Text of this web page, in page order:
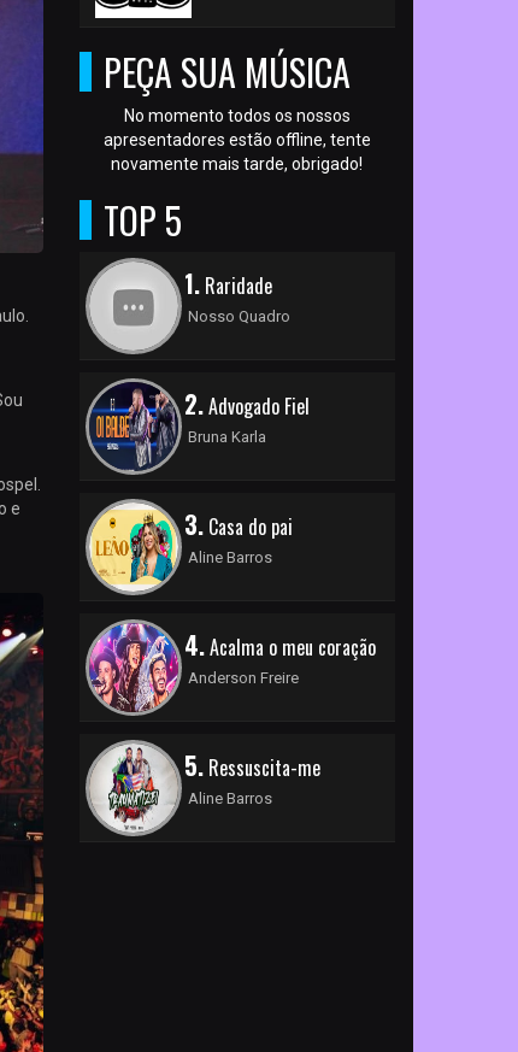
e
PEÇA SUA MÚSICA
No momento todos os nossos
apresentadores estão offline, tente
novamente mais tarde, obrigado!
TOP 5
1.Raridade
Nosso Quadro
2.Advogado Fiel
Bruna Karla
3.Casa do pai
Aline Barros
4.Acalma o meu coração
Anderson Freire
5.Ressuscita-me
Aline Barros